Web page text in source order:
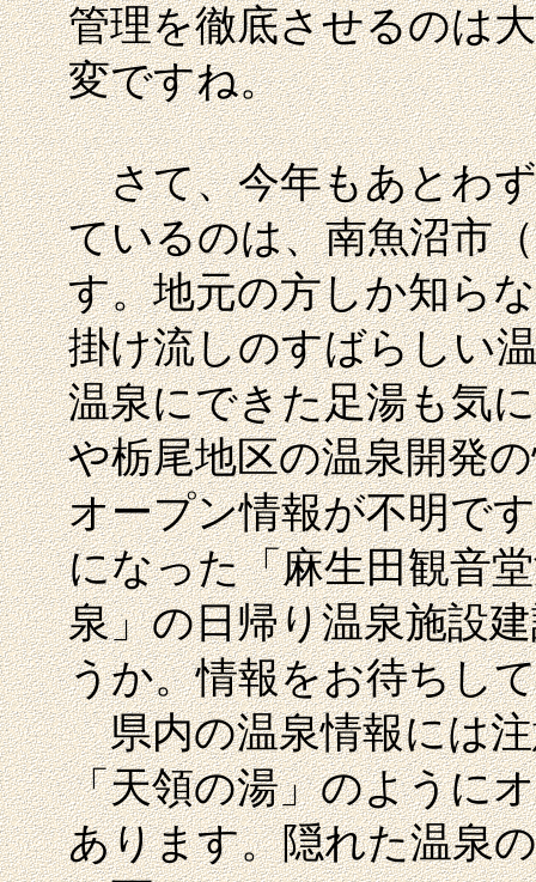
管理を徹底させるのは
変ですね。
さて、今年もあとわず
ているのは、南魚沼市
す。地元の方しか知ら
掛け流しのすばらしい
温泉にできた足湯も気
や栃尾地区の温泉開発
オープン情報が不明で
になった「麻生田観音
泉」の日帰り温泉施設
うか。情報をお待ちし
県内の温泉情報には注
「天領の湯」のように
あります。隠れた温泉